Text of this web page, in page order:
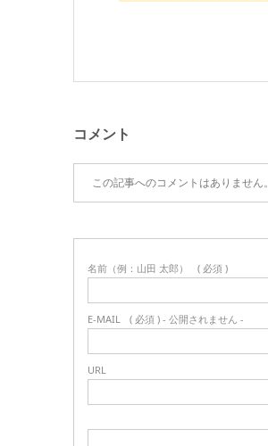
コメント
この記事へのコメントはありません。
名前（例：山田 太郎） ( 必須 )
E-MAIL ( 必須 ) - 公開されません -
URL